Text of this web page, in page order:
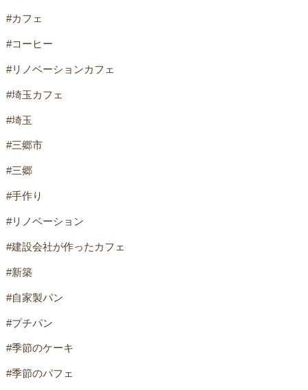
#カフェ
#コーヒー
#リノベーションカフェ
#埼玉カフェ
#埼玉
#三郷市
#三郷
#手作り
#リノベーション
#建設会社が作ったカフェ
#新築
#自家製パン
#プチパン
#季節のケーキ
#季節のパフェ